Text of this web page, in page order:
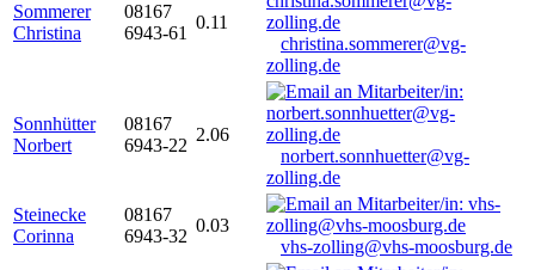
Sommerer
Christina
08167
6943-61
0.11
christina.sommerer@vg-
zolling.de
Sonnhütter
Norbert
08167
6943-22
2.06
norbert.sonnhuetter@vg-
zolling.de
Steinecke
Corinna
08167
6943-32
0.03
vhs-zolling@vhs-moosburg.de